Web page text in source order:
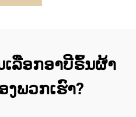
ລືອກອາບີຣົ້ນຜ້າ
ງພວກເຮົາ?